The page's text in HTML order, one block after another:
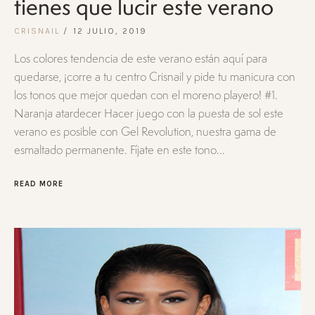
tienes que lucir este verano
CRISNAIL 12 JULIO, 2019
Los colores tendencia de este verano están aquí para
quedarse, ¡corre a tu centro Crisnail y pide tu manicura con
los tonos que mejor quedan con el moreno playero! #1.
Naranja atardecer Hacer juego con la puesta de sol este
verano es posible con Gel Revolution, nuestra gama de
esmaltado permanente. Fíjate en este tono...
READ MORE